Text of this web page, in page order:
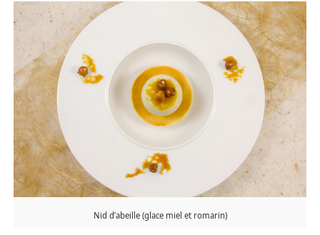
Nid d’abeille (glace miel et romarin)